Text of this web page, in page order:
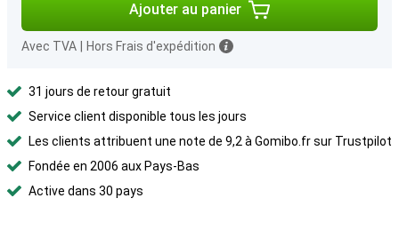
Ajouter au panier
Avec TVA Hors Frais d'expédition
31 jours de retour gratuit
Service client disponible tous les jours
Les clients attribuent une note de 9,2 à Gomibo.fr sur Trustpilot
Fondée en 2006 aux Pays-Bas
Active dans 30 pays